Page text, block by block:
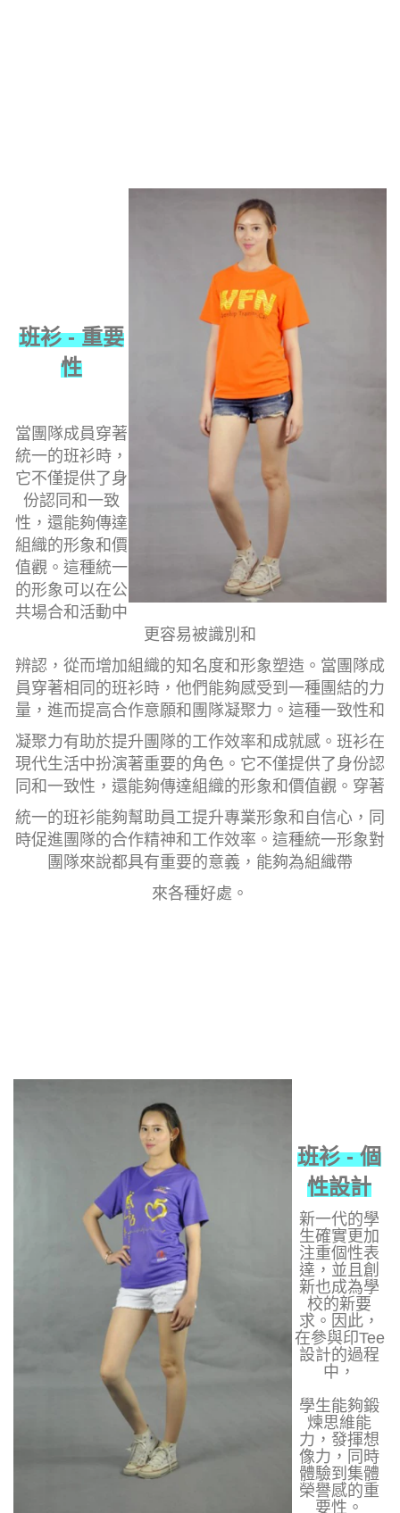
班衫 - 重要
性
當團隊成員穿著
統一的班衫時，
它不僅提供了身
份認同和一致
性，還能夠傳達
組織的形象和價
值觀。這種統一
的形象可以在公
共場合和活動中
更容易被識別和
辨認，從而增加組織的知名度和形象塑造。 當團隊成
員穿著相同的班衫時，他們能夠感受到一種團結的力
量，進而提高合作意願和團隊凝聚力。這種一致性和
凝聚力有助於提升團隊的工作效率和成就感。班衫在
現代生活中扮演著重要的角色。它不僅提供了身份認
同和一致性，還能夠傳達組織的形象和價值觀。穿著
統一的班衫能夠幫助員工提升專業形象和自信心，同
時促進團隊的合作精神和工作效率。這種統一形象對
團隊來說都具有重要的意義，能夠為組織帶
來各種好處。
班衫 - 個
性設計
新一代的學
生確實更加
注重個性表
達，並且創
新也成為學
校的新要
求。因此，
在參與印Tee
設計的過程
中，
學生能夠鍛
煉思維能
力，發揮想
像力，同時
體驗到集體
榮譽感的重
要性。